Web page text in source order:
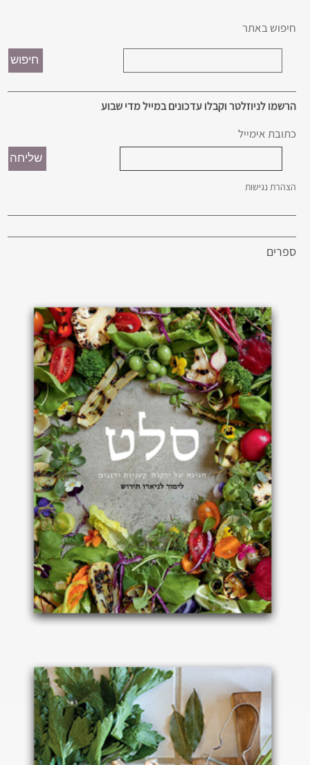
חיפוש באתר
הרשמו לניוזלטר וקבלו עדכונים במייל מדי שבוע
כתובת אימייל
הצהרת נגישות
ספרים